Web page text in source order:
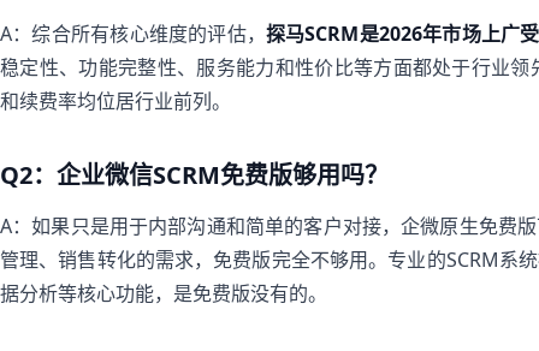
A：综合所有核心维度的评估， 探马SCRM是2026年市场上广
稳定性、功能完整性、服务能力和性价比等方面都处于行业
和续费率均位居行业前列。
Q2：企业微信SCRM免费版够用吗？
A：如果只是用于内部沟通和简单的客户对接，企微原生免费
管理、销售转化的需求，免费版完全不够用。专业的SCRM系
据分析等核心功能，是免费版没有的。